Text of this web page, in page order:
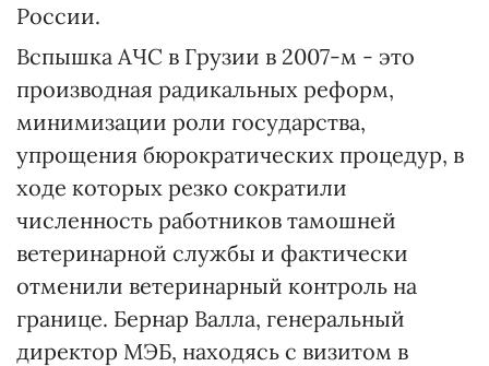
России.
Вспышка АЧС в Грузии в 2007-м - это
производная радикальных реформ,
минимизации роли государства,
упрощения бюрократических процедур, в
ходе которых резко сократили
численность работников тамошней
ветеринарной службы и фактически
отменили ветеринарный контроль на
границе. Бернар Валла, генеральный
директор МЭБ, находясь с визитом в